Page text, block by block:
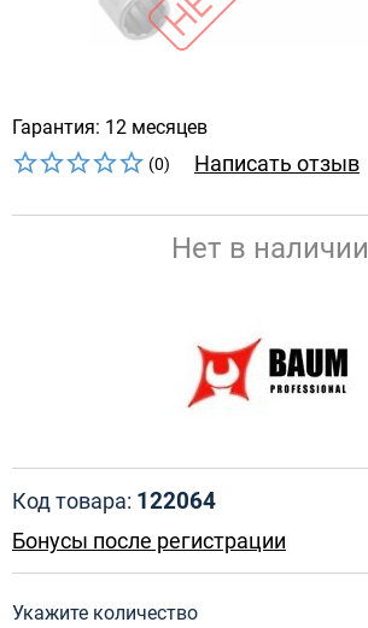
Гарантия: 12 месяцев
(0) Написать отзыв
Нет в наличии
Код товара: 122064
Бонусы после регистрации
Укажите количество